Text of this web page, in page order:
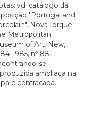
vd. catálogo da
"Portugal and
Nova Iorque:
Metropolitan
of Art, New,
1985, nº 88,
se
ampliada na
e contracapa.